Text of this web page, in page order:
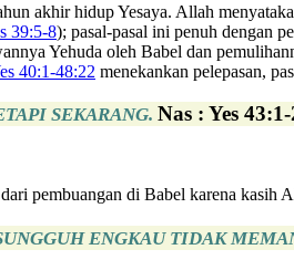
akhir hidup Yesaya. Allah
39:5-8); pasal-pasal ini penuh dengan
Yehuda oleh Babel dan
40:1-48:22 menekankan pelepasan,
SEKARANG. Nas : Yes
pembuangan di Babel karena kasih
ENGKAU TIDAK